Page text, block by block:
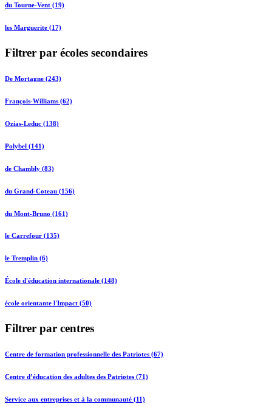
du Tourne-Vent (19)
les Marguerite (17)
Filtrer par écoles secondaires
De Mortagne (243)
François-Williams (62)
Ozias-Leduc (138)
Polybel (141)
de Chambly (83)
du Grand-Coteau (156)
du Mont-Bruno (161)
le Carrefour (135)
le Tremplin (6)
École d'éducation internationale (148)
école orientante l'Impact (50)
Filtrer par centres
Centre de formation professionnelle des Patriotes (67)
Centre d’éducation des adultes des Patriotes (71)
Service aux entreprises et à la communauté (11)